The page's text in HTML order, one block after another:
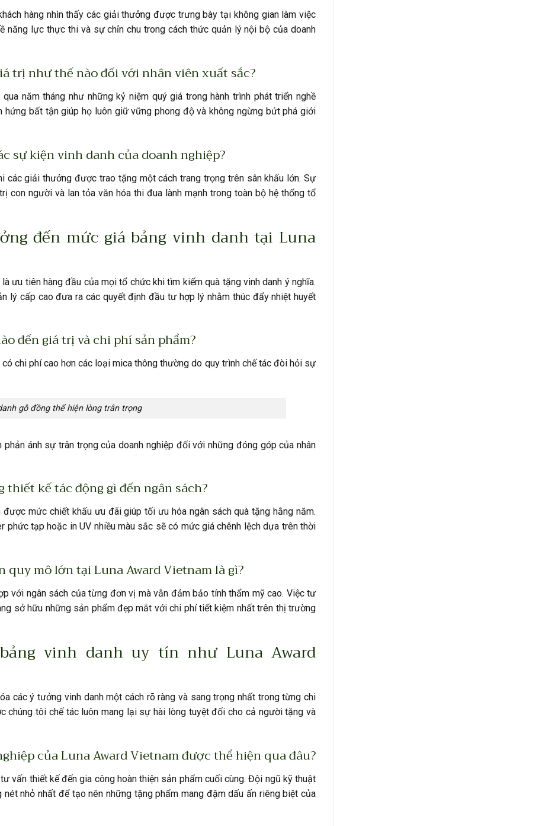
hàng nhìn thấy các giải thưởng được trưng bày tại không gian làm việc
năng lực thực thi và sự chỉn chu trong cách thức quản lý nội bộ của doanh
trị như thế nào đối với nhân viên xuất sắc?
năm tháng như những kỷ niệm quý giá trong hành trình phát triển nghề
hứng bất tận giúp họ luôn giữ vững phong độ và không ngừng bứt phá giới
sự kiện vinh danh của doanh nghiệp?
các giải thưởng được trao tặng một cách trang trọng trên sân khấu lớn. Sự
con người và lan tỏa văn hóa thi đua lành mạnh trong toàn bộ hệ thống tổ
đến mức giá bảng vinh danh tại Luna
ưu tiên hàng đầu của mọi tổ chức khi tìm kiếm quà tặng vinh danh ý nghĩa.
lý cấp cao đưa ra các quyết định đầu tư hợp lý nhằm thúc đẩy nhiệt huyết
đến giá trị và chi phí sản phẩm?
chi phí cao hơn các loại mica thông thường do quy trình chế tác đòi hỏi sự
gỗ đồng thể hiện lòng trân trọng
ánh sự trân trọng của doanh nghiệp đối với những đóng góp của nhân
kế tác động gì đến ngân sách?
mức chiết khấu ưu đãi giúp tối ưu hóa ngân sách quà tặng hằng năm.
phức tạp hoặc in UV nhiều màu sắc sẽ có mức giá chênh lệch dựa trên thời
mô lớn tại Luna Award Vietnam là gì?
với ngân sách của từng đơn vị mà vẫn đảm bảo tính thẩm mỹ cao. Việc tư
sở hữu những sản phẩm đẹp mắt với chi phí tiết kiệm nhất trên thị trường
vinh danh uy tín như Luna Award
các ý tưởng vinh danh một cách rõ ràng và sang trọng nhất trong từng chi
chúng tôi chế tác luôn mang lại sự hài lòng tuyệt đối cho cả người tặng và
của Luna Award Vietnam được thể hiện qua đâu?
vấn thiết kế đến gia công hoàn thiện sản phẩm cuối cùng. Đội ngũ kỹ thuật
nhỏ nhất để tạo nên những tặng phẩm mang đậm dấu ấn riêng biệt của